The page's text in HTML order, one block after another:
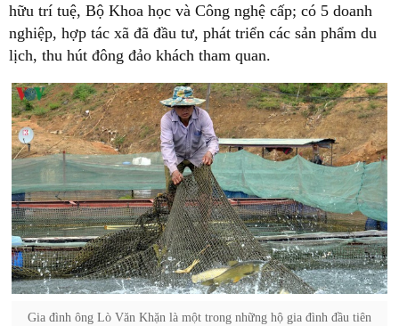
hữu trí tuệ, Bộ Khoa học và Công nghệ cấp; có 5 doanh
nghiệp, hợp tác xã đã đầu tư, phát triển các sản phẩm du
lịch, thu hút đông đảo khách tham quan.
Gia đình ông Lò Văn Khặn là một trong những hộ gia đình đầu tiên